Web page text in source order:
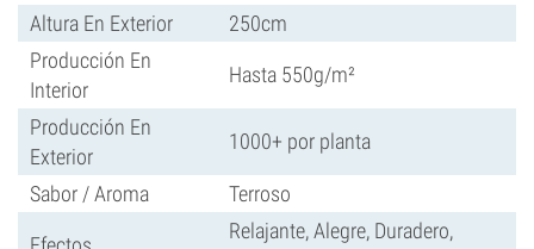
Altura En Exterior
250cm
Producción En
Interior
Hasta 550g/m²
Producción En
Exterior
1000+ por planta
Sabor / Aroma Terroso
Relajante, Alegre, Duradero,